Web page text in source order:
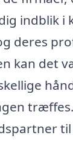
indblik i
deres
kan det